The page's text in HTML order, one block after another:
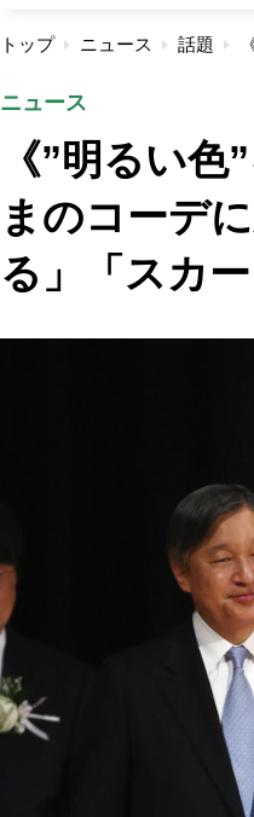
トップ ニュース 話題
ニュース
《”明るい
まのコーデ
る」「スカ